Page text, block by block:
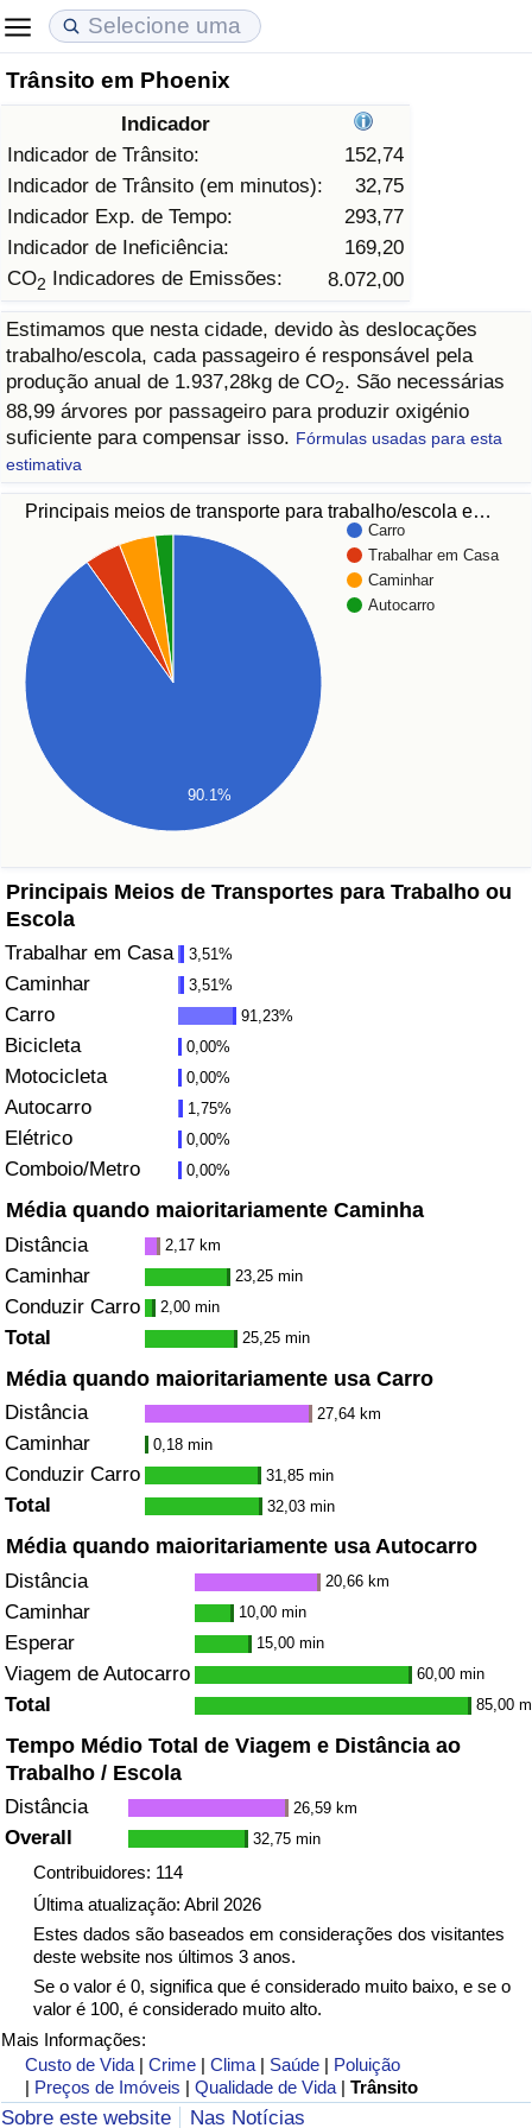
Trânsito em Phoenix
Indicador
Indicador de Trânsito:
152,74
Indicador de Trânsito (em minutos):
32,75
Indicador Exp. de Tempo:
293,77
Indicador de Ineficiência:
169,20
CO2 Indicadores de Emissões: 8.072,00
Estimamos que nesta cidade, devido às deslocações
trabalho/escola, cada passageiro é responsável pela
produção anual de 1.937,28kg de CO2. São necessárias
88,99 árvores por passageiro para produzir oxigénio
suficiente para compensar isso. Fórmulas usadas para esta
estimativa
Principais meios de transporte para trabalho/escola e…
Carro
Trabalhar em Casa
Caminhar
Autocarro
90.1%
Principais Meios de Transportes para Trabalho ou
Escola
Trabalhar em Casa 3,51%
Caminhar 3,51%
Carro 91,23%
Bicicleta 0,00%
Motocicleta 0,00%
Autocarro 1,75%
Elétrico 0,00%
Comboio/Metro 0,00%
Média quando maioritariamente Caminha
Distância 2,17 km
Caminhar 23,25 min
Conduzir Carro 2,00 min
Total 25,25 min
Média quando maioritariamente usa Carro
Distância 27,64 km
Caminhar 0,18 min
Conduzir Carro 31,85 min
Total 32,03 min
Média quando maioritariamente usa Autocarro
Distância 20,66 km
Caminhar 10,00 min
Esperar 15,00 min
Viagem de Autocarro 60,00 min
Total 85,00
Tempo Médio Total de Viagem e Distância ao
Trabalho / Escola
Distância 26,59 km
Overall 32,75 min
Contribuidores: 114
Última atualização: Abril 2026
Estes dados são baseados em considerações dos visitantes
deste website nos últimos 3 anos.
Se o valor é 0, significa que é considerado muito baixo, e se o
valor é 100, é considerado muito alto.
Mais Informações:
Custo de Vida |Crime |Clima | Saúde | Poluição
| Preços de Imóveis |Qualidade de Vida |Trânsito
Sobre este website Nas Notícias
Custo de Vida
Indicador de Custo de Vida (Atual)
Indicador de Custo de Vida
Indicador de Custo de Vida Por País
em Aqaba
Preços de Imóveis
Indicador de Preços de Imóveis (Atual)
Indicador de Preços de Imóveis
Indicador de Preços de Imóveis por País
Qualidade de Vida
Indicador de Qualidade de Vida
Indicador de Qualidade de Vida (Atual)
Índice de qualidade de vida por país
Crime
Taxa do Indicador de Crime (Atual)
Indicador de Crime
Índice de criminalidade por país
Saúde
Indicador de Saúde (Atual)
Indicador de Saúde
Indicador de Saúde por País
Poluição
Indicador de Poluição por País
Trânsito
Indicador de Trânsito
Indicador de Trânsito (Atual)
Indicador de Trânsito por País